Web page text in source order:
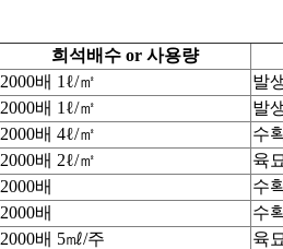
희석배수 or 사용량
2000배 1ℓ/㎡ 발
2000배 1ℓ/㎡ 발
2000배 4ℓ/㎡ 수
2000배 2ℓ/㎡ 육
2000배 수
2000배 수
2000배 5㎖/주 육